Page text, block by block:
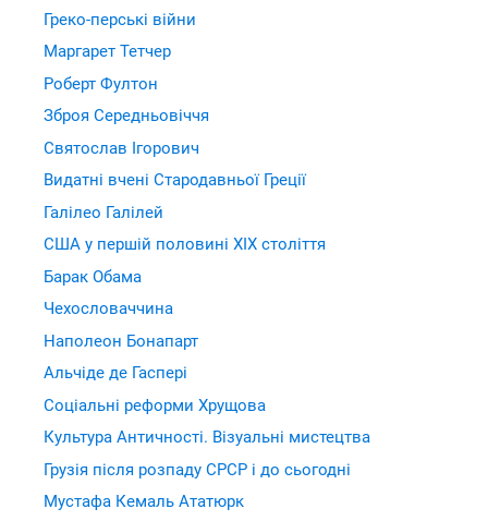
Греко-перські війни
Маргарет Тетчер
Роберт Фултон
Зброя Середньовіччя
Святослав Ігорович
Видатні вчені Стародавньої Греції
Галілео Галілей
США у першій половині XIX століття
Барак Обама
Чехословаччина
Наполеон Бонапарт
Альчіде де Гаспері
Соціальні реформи Хрущова
Культура Античності. Візуальні мистецтва
Грузія після розпаду СРСР і до сьогодні
Мустафа Кемаль Ататюрк